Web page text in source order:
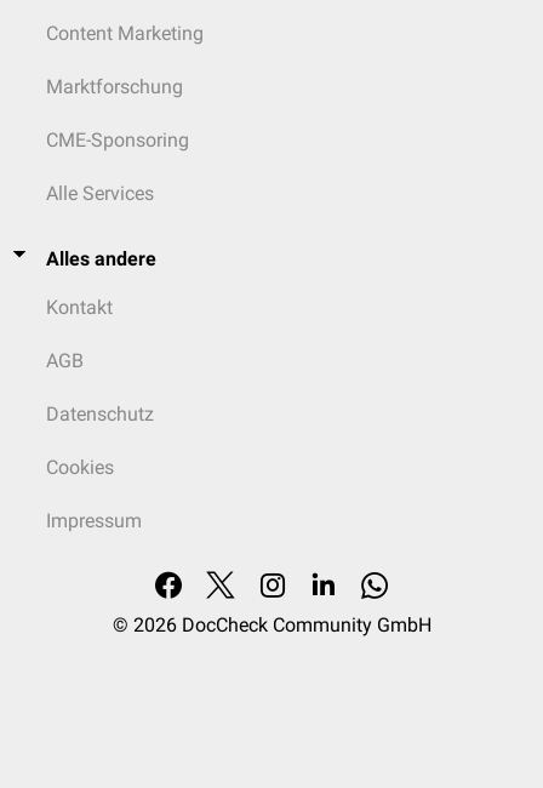
Content Marketing
Marktforschung
CME-Sponsoring
Alle Services
Alles andere
Kontakt
AGB
Datenschutz
Cookies
Impressum
© 2026 DocCheck Community GmbH